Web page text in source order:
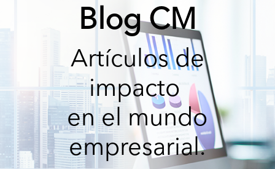
Blog CM
Artículos de
impacto
en el mundo
empresarial.